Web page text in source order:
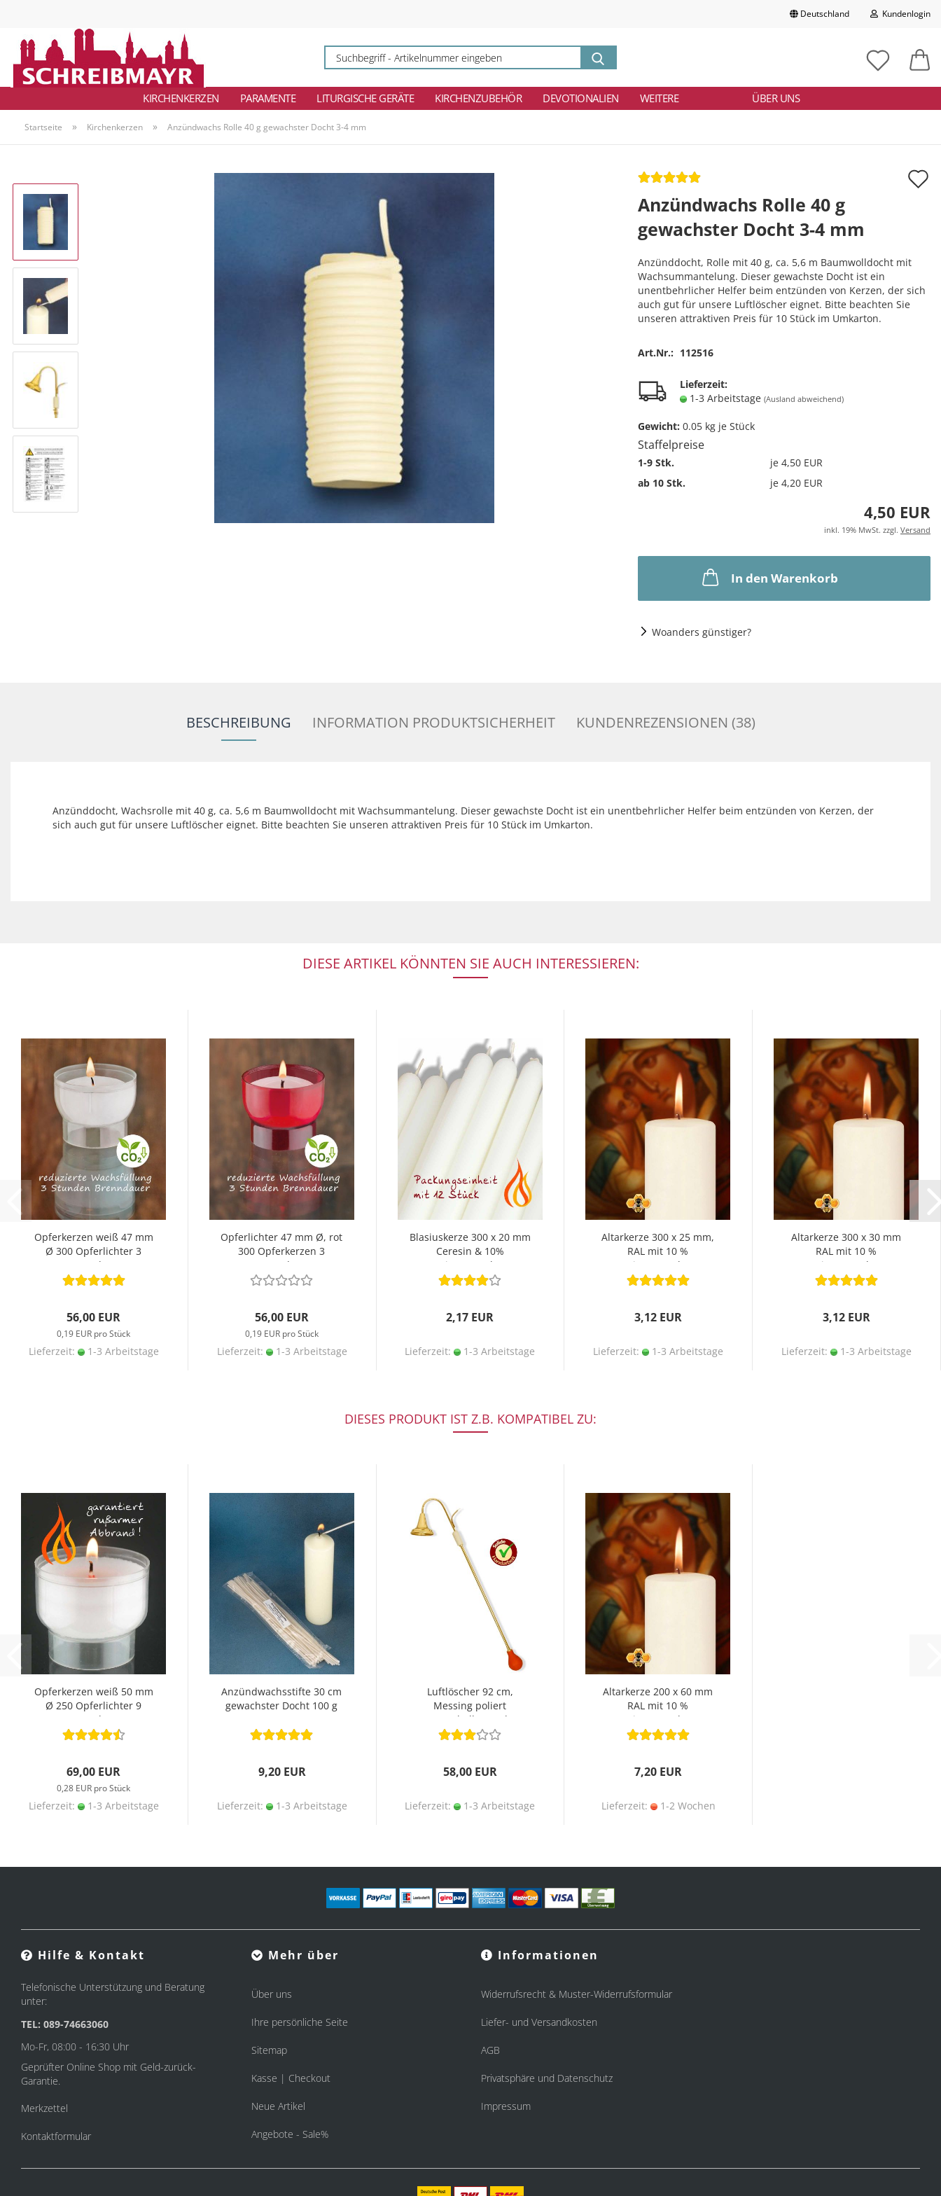
Deutschland Kundenlogin
E-Mail
Konto erstellen
Passwort vergessen?
eingeben
KIRCHENKERZEN PARAMENTE LITURGISCHE GERÄTE KIRCHENZUBEHÖR DEVOTIONALIEN ÜBER UNS
WEITERE
Startseite » Kirchenkerzen » Anzündwachs Rolle 40 g gewachster Docht 3-4 mm
Anzündwachs Rolle 40 g
gewachster Docht 3-4 mm
Anzünddocht, Rolle mit 40 g, ca. 5,6 m Baumwolldocht mit
Wachsummantelung. Dieser gewachste Docht ist ein
unentbehrlicher Helfer beim entzünden von Kerzen, der sich
auch gut für unsere Luftlöscher eignet. Bitte beachten Sie
unseren attraktiven Preis für 10 Stück im Umkarton.
Art.Nr.: 112516
Lieferzeit:
1-3 Arbeitstage (Ausland abweichend)
Gewicht: 0.05 kg je Stück
Staffelpreise
1-9 Stk.
je 4,50 EUR
ab 10 Stk.
je 4,20 EUR
4,50 EUR
inkl. 19% MwSt. zzgl. Versand
In den Warenkorb
Woanders günstiger?
BESCHREIBUNG INFORMATION PRODUKTSICHERHEIT KUNDENREZENSIONEN (38)
Anzünddocht, Wachsrolle mit 40 g, ca. 5,6 m Baumwolldocht mit Wachsummantelung. Dieser gewachste Docht ist ein unentbehrlicher Helfer beim entzünden von Kerzen, der
sich auch gut für unsere Luftlöscher eignet. Bitte beachten Sie unseren attraktiven Preis für 10 Stück im Umkarton.
DIESE ARTIKEL KÖNNTEN SIE AUCH INTERESSIEREN:
Opferkerzen weiß 47 mm
Ø 300 Opferlichter 3
Stunden
56,00 EUR
0,19 EUR pro Stück
Lieferzeit: 1-3 Arbeitstage
Opferlichter 47 mm Ø, rot
300 Opferkerzen 3
Stunden
56,00 EUR
0,19 EUR pro Stück
Lieferzeit: 1-3 Arbeitstage
Blasiuskerze 300 x 20 mm
Ceresin & 10%
Bienenwachs
2,17 EUR
Lieferzeit: 1-3 Arbeitstage
Altarkerze 300 x 25 mm,
RAL mit 10 %
Bienenwachs
3,12 EUR
Lieferzeit: 1-3 Arbeitstage
Altarkerze 300 x 30 mm
RAL mit 10 %
Bienenwachs
3,12 EUR
Lieferzeit: 1-3 Arbeitstage
DIESES PRODUKT IST Z.B. KOMPATIBEL ZU:
Opferkerzen weiß 50 mm
Ø 250 Opferlichter 9
Stunden
69,00 EUR
0,28 EUR pro Stück
Lieferzeit: 1-3 Arbeitstage
Anzündwachsstifte 30 cm
gewachster Docht 100 g
9,20 EUR
Lieferzeit: 1-3 Arbeitstage
Luftlöscher 92 cm,
Messing poliert
Hupenball & Docht
58,00 EUR
Lieferzeit: 1-3 Arbeitstage
Altarkerze 200 x 60 mm
RAL mit 10 %
Bienenwachs
7,20 EUR
Lieferzeit: 1-2 Wochen
Hilfe & Kontakt
Telefonische Unterstützung und Beratung
unter:
TEL: 089-74663060
Mo-Fr, 08:00 - 16:30 Uhr
Geprüfter Online Shop mit Geld-zurück-
Garantie.
Merkzettel
Kontaktformular
Mehr über
Über uns
Ihre persönliche Seite
Sitemap
Kasse | Checkout
Neue Artikel
Angebote - Sale%
Informationen
Widerrufsrecht & Muster-Widerrufsformular
Liefer- und Versandkosten
AGB
Privatsphäre und Datenschutz
Impressum